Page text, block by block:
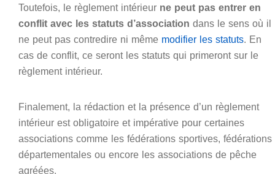
Toutefois, le règlement intérieur ne peut pas entrer en
conflit avec les statuts d’association dans le sens où il
ne peut pas contredire ni même modifier les statuts. En
cas de conflit, ce seront les statuts qui primeront sur le
règlement intérieur.
Finalement, la rédaction et la présence d’un règlement
intérieur est obligatoire et impérative pour certaines
associations comme les fédérations sportives, fédérations
départementales ou encore les associations de pêche
agréées.